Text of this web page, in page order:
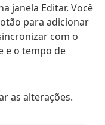
janela Editar. Você
para adicionar
com o
e o tempo de
as alterações.